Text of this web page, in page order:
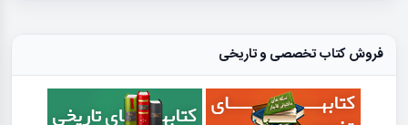
فروش کتاب تخصصی و تاریخی